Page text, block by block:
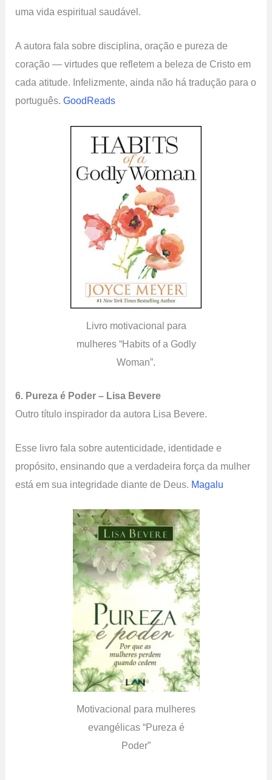
uma vida espiritual saudável.
A autora fala sobre disciplina, oração e pureza de
coração — virtudes que refletem a beleza de Cristo em
cada atitude. Infelizmente, ainda não há tradução para o
português.GoodReads
Livro motivacional para
mulheres “Habits of a Godly
Woman”.
6. Pureza é Poder – Lisa Bevere
Outro título inspirador da autora Lisa Bevere.
Esse livro fala sobre autenticidade, identidade e
propósito, ensinando que a verdadeira força da mulher
está em sua integridade diante de Deus. Magalu
Motivacional para mulheres
evangélicas “Pureza é
Poder”